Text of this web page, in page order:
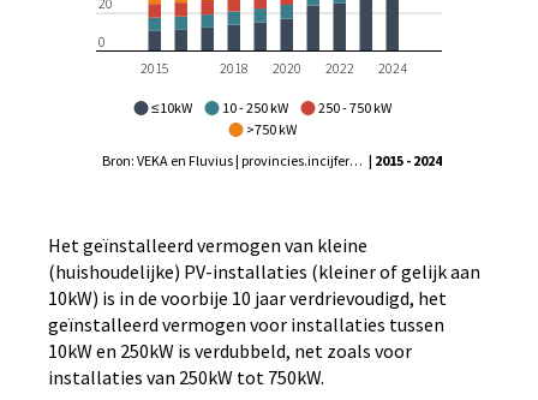
≤10kW 10 - 250 kW
250 - 750 kW
>750 kW
2015 2018 2020 2022 2024
0
Bron: VEKA en Fluvius | provincies.incijfers.be | 2015 - 2024
Het geïnstalleerd vermogen van kleine
(huishoudelijke) PV-installaties (kleiner of gelijk aan
10kW) is in de voorbije 10 jaar verdrievoudigd, het
geïnstalleerd vermogen voor installaties tussen
10kW en 250kW is verdubbeld, net zoals voor
installaties van 250kW tot 750kW.